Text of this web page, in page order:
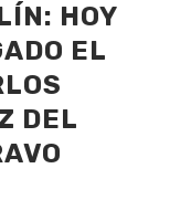
HOY
EL
DEL